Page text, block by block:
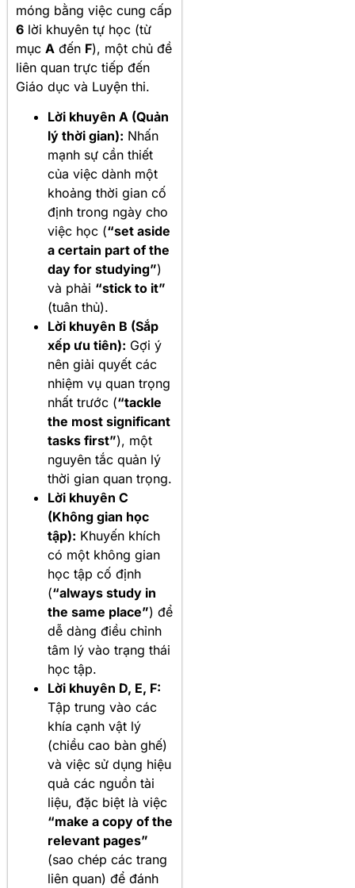
móng bằng việc cung cấp
6 lời khuyên tự học (từ
mục A đến F), một chủ đề
liên quan trực tiếp đến
Giáo dục và Luyện thi.
Lời khuyên A (Quản
lý thời gian): Nhấn
mạnh sự cần thiết
của việc dành một
khoảng thời gian cố
định trong ngày cho
việc học (“set aside
a certain part of the
day for studying”)
và phải “stick to it”
(tuân thủ).
Lời khuyên B (Sắp
xếp ưu tiên): Gợi ý
nên giải quyết các
nhiệm vụ quan trọng
nhất trước (“tackle
the most significant
tasks first”), một
nguyên tắc quản lý
thời gian quan trọng.
Lời khuyên C
(Không gian học
tập): Khuyến khích
có một không gian
học tập cố định
(“always study in
the same place”) để
dễ dàng điều chỉnh
tâm lý vào trạng thái
học tập.
Lời khuyên D, E, F:
Tập trung vào các
khía cạnh vật lý
(chiều cao bàn ghế)
và việc sử dụng hiệu
quả các nguồn tài
liệu, đặc biệt là việc
“make a copy of the
relevant pages”
(sao chép các trang
liên quan) để đánh